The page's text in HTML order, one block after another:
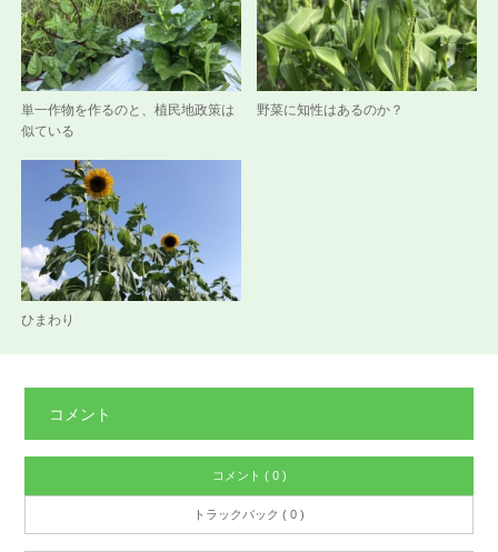
単一作物を作るのと、植民地政策は
似ている
野菜に知性はあるのか？
ひまわり
コメント
コメント ( 0 )
トラックバック ( 0 )